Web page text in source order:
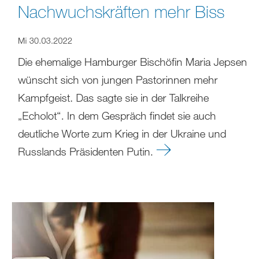
Nachwuchskräften mehr Biss
Mi 30.03.2022
Die ehemalige Hamburger Bischöfin Maria Jepsen
wünscht sich von jungen Pastorinnen mehr
Kampfgeist. Das sagte sie in der Talkreihe
„Echolot“. In dem Gespräch findet sie auch
deutliche Worte zum Krieg in der Ukraine und
Russlands Präsidenten Putin.